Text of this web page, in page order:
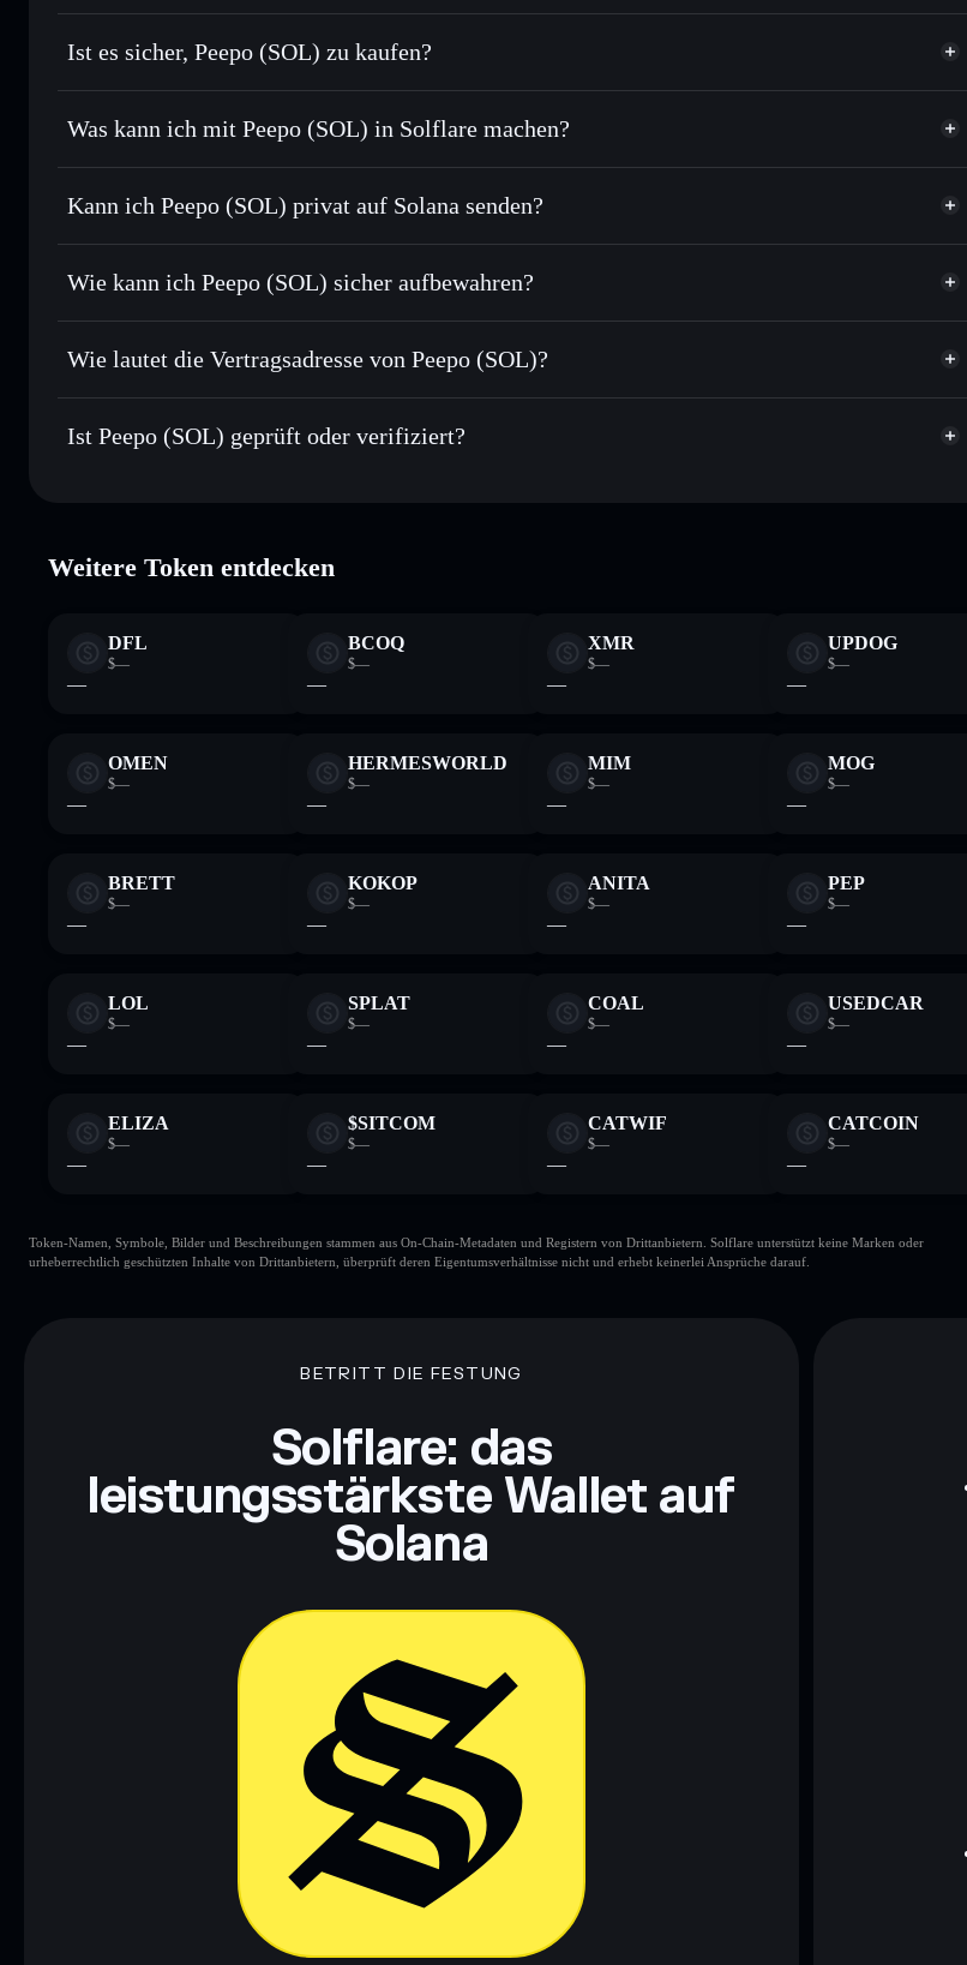
Ist es sicher, Peepo (SOL) zu kaufen?
Peepo (SOL) verifizierter Token
Was kann ich mit Peepo (SOL) in Solflare machen?
Peepo (SOL)
Solflare-Wallet
Sofort tauschen– handle PEEP gegen SOL, USDC oder Tausende anderer Solana-Tokens mit intelligentem Order
Durchschnittskosteneffekt nutzen– Schritt für Schritt per Durchschnittskosteneffekt in PEEP einsteigen
Privat senden– übertrage PEEP, ohne Wallets öffentlich zu verknüpfen, mithilfe des in Solflare integrierten Privacy
Aggregators
Kann ich Peepo (SOL) privat auf Solana senden?
Solflare-Wallet Privacy Aggregator Peepo (SOL)
Wie kann ich Peepo (SOL) sicher aufbewahren?
Peepo (SOL) nicht verwahrenden Wallet Solflare
Privacy Aggregator
Wie lautet die Vertragsadresse von Peepo (SOL)?
Peepo (SOL)
n54ZwXEcLnc3o7zK48nhrLV4KTU5wWD4iq7Gvdt5tik
Ist Peepo (SOL) geprüft oder verifiziert?
Weitere Token entdecken
DFL
$—
—
BCOQ
$—
—
XMR
$—
—
UPDOG
$—
—
OMEN
$—
—
HERMESWORLD
$—
—
MIM
$—
—
MOG
$—
—
BRETT
$—
—
KOKOP
$—
—
ANITA
$—
—
PEP
$—
—
LOL
$—
—
SPLAT
$—
—
COAL
$—
—
USEDCAR
$—
—
ELIZA
$—
—
$SITCOM
$—
—
CATWIF
$—
—
CATCOIN
$—
—
Token-Namen, Symbole, Bilder und Beschreibungen stammen aus On-Chain-Metadaten und Registern von Drittanbietern. Solflare unterstützt keine Marken oder
urheberrechtlich geschützten Inhalte von Drittanbietern, überprüft deren Eigentumsverhältnisse nicht und erhebt keinerlei Ansprüche darauf.
BETRITT DIE FESTUNG
Solflare: das
leistungsstärkste Wallet auf
Solana